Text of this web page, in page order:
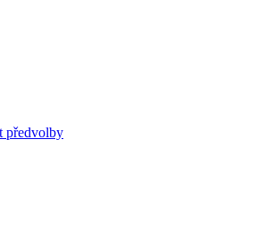
předvolby